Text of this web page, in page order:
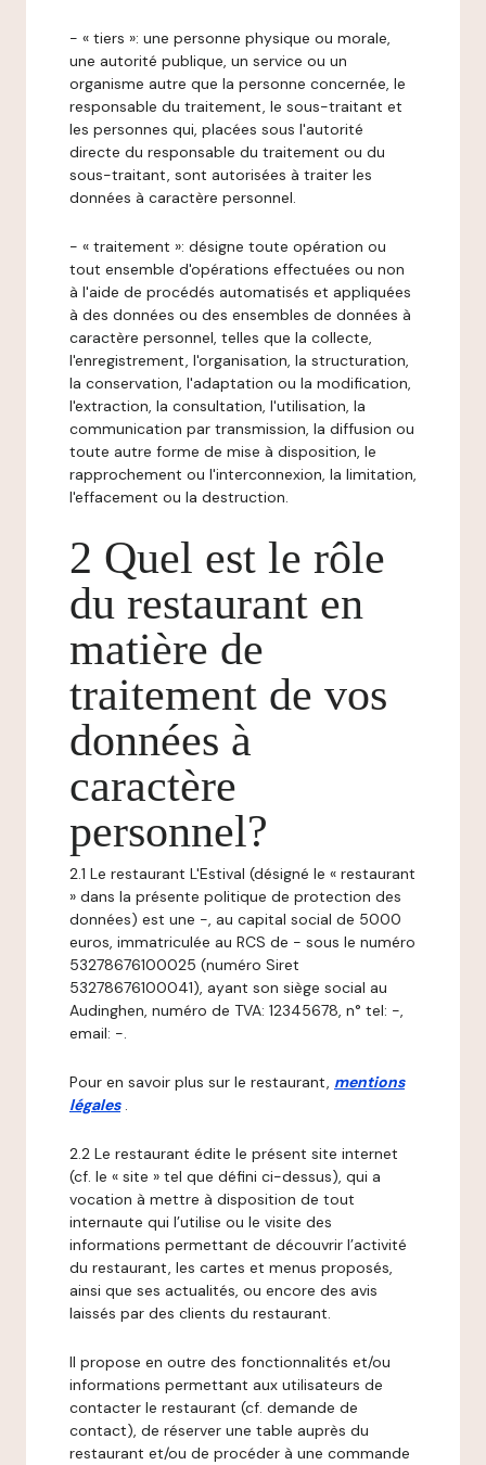
- « tiers »: une personne physique ou morale,
une autorité publique, un service ou un
organisme autre que la personne concernée, le
responsable du traitement, le sous-traitant et
les personnes qui, placées sous l'autorité
directe du responsable du traitement ou du
sous-traitant, sont autorisées à traiter les
données à caractère personnel.
- « traitement »: désigne toute opération ou
tout ensemble d'opérations effectuées ou non
à l'aide de procédés automatisés et appliquées
à des données ou des ensembles de données à
caractère personnel, telles que la collecte,
l'enregistrement, l'organisation, la structuration,
la conservation, l'adaptation ou la modification,
l'extraction, la consultation, l'utilisation, la
communication par transmission, la diffusion ou
toute autre forme de mise à disposition, le
rapprochement ou l'interconnexion, la limitation,
l'effacement ou la destruction.
2 Quel est le rôle
du restaurant en
matière de
traitement de vos
données à
caractère
personnel?
2.1 Le restaurant L'Estival (désigné le « restaurant
» dans la présente politique de protection des
données) est une -, au capital social de 5000
euros, immatriculée au RCS de - sous le numéro
53278676100025 (numéro Siret
53278676100041), ayant son siège social au
Audinghen, numéro de TVA: 12345678, n° tel: -,
email: -.
Pour en savoir plus sur le restaurant, mentions
légales .
2.2 Le restaurant édite le présent site internet
(cf. le « site » tel que défini ci-dessus), qui a
vocation à mettre à disposition de tout
internaute qui l’utilise ou le visite des
informations permettant de découvrir l’activité
du restaurant, les cartes et menus proposés,
ainsi que ses actualités, ou encore des avis
laissés par des clients du restaurant.
Il propose en outre des fonctionnalités et/ou
informations permettant aux utilisateurs de
contacter le restaurant (cf. demande de
contact), de réserver une table auprès du
restaurant et/ou de procéder à une commande